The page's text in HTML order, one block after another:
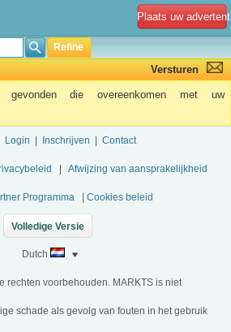
Plaats uw
Refine
Versturen
gevonden die overeenkomen met uw
Login Inschrijven Contact
Afwijzing van aansprakelijkheid
Programma Cookies beleid
Volledige Versie
Dutch
rechten voorbehouden. MARKTS is niet
schade als gevolg van fouten in het gebruik